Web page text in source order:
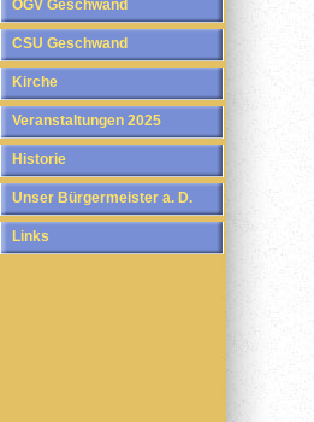
OGV Geschwand
CSU Geschwand
Kirche
Veranstaltungen 2025
Historie
Unser Bürgermeister a. D.
Links